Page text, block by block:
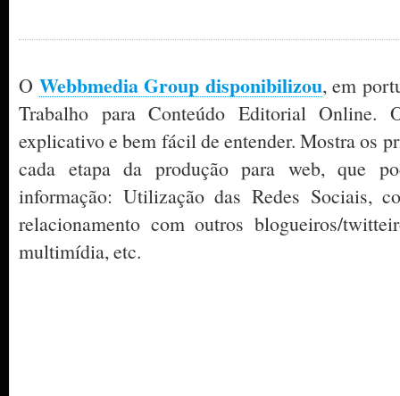
O Webbmedia Group disponibilizou, em
Trabalho para Conteúdo Editorial Online.
explicativo e bem fácil de entender. Mostra os
cada etapa da produção para web, que
informação: Utilização das Redes Sociais,
relacionamento com outros blogueiros/
multimídia, etc.